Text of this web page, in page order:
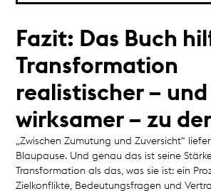
Fazit: Das Buch
Transformation
realistischer –
wirksamer – zu
„Zwischen Zumutung und Zuversicht“
Blaupause. Und genau das ist seine
Transformation als das, was sie ist: ein
Zielkonflikte, Bedeutungsfragen und